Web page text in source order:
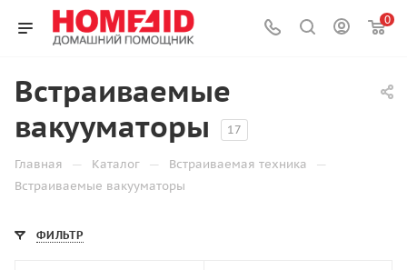
0
Встраиваемые
вакууматоры
17
Главная — Каталог — Встраиваемая техника —
Встраиваемые вакууматоры
ФИЛЬТР